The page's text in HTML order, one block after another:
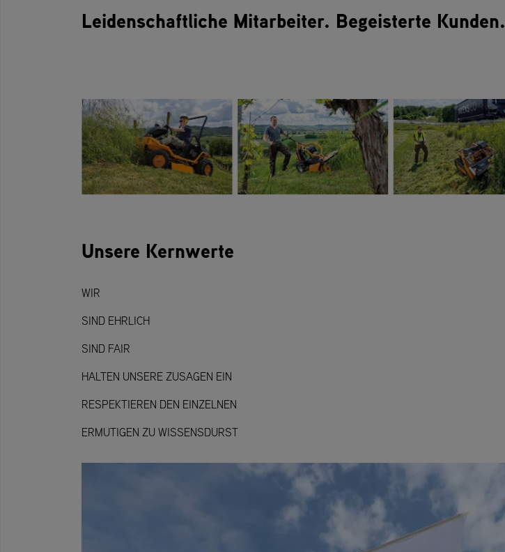
Leidenschaftliche Mitarbeiter. Begeisterte Kunden.
Unsere Kernwerte
WIR
SIND EHRLICH
SIND FAIR
HALTEN UNSERE ZUSAGEN EIN
RESPEKTIEREN DEN EINZELNEN
ERMUTIGEN ZU WISSENSDURST